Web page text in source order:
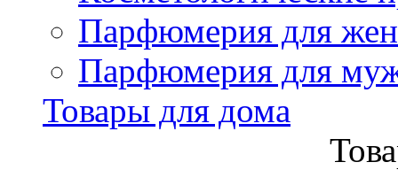
Парфюмерия для
Парфюмерия для
Товары для дома